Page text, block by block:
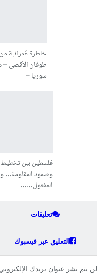
خاطرة عُمرانية
طوفان الأقصى –
سوريا –
فلسطين بين تخطيط
وصمود المقاومة…
المفعول……
تعليقات
التعليق عبر فيسبوك
لن يتم نشر عنوان بريدك الإلكتروني.